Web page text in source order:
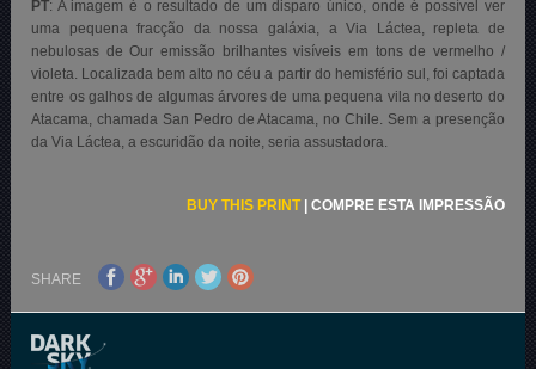
PT: A imagem é o resultado de um disparo único, onde é possível ver
uma pequena fracção da nossa galáxia, a Via Láctea, repleta de
nebulosas de Our emissão brilhantes visíveis em tons de vermelho /
violeta. Localizada bem alto no céu a partir do hemisfério sul, foi captada
entre os galhos de algumas árvores de uma pequena vila no deserto do
Atacama, chamada San Pedro de Atacama, no Chile. Sem a presenção
da Via Láctea, a escuridão da noite, seria assustadora.
BUY THIS PRINT| COMPRE ESTA IMPRESSÃO
SHARE